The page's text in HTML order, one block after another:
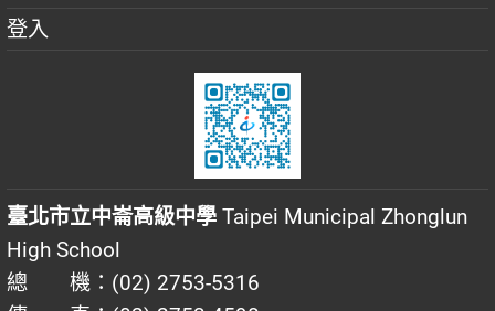
登入
臺北市立中崙高級中學 Taipei Municipal Zhonglun
High School
總 機：(02) 2753-5316